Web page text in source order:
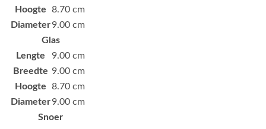
Hoogte
8.70 cm
Diameter9.00 cm
Glas
Lengte
9.00 cm
Breedte 9.00 cm
Hoogte
8.70 cm
Diameter9.00 cm
Snoer